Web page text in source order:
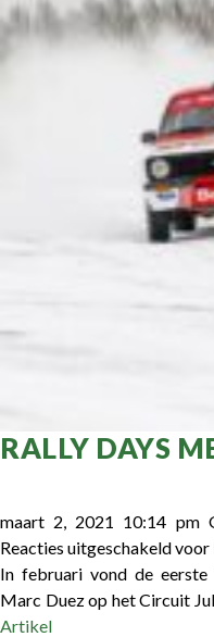
RALLY DAYS
maart 2, 2021 10:14 pm
Reacties uitgeschakeldvoor
In februari vond de eerste
Marc Duez op het Circuit
Artikel